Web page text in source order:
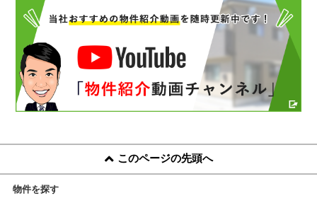
このページの先頭へ
物件を探す